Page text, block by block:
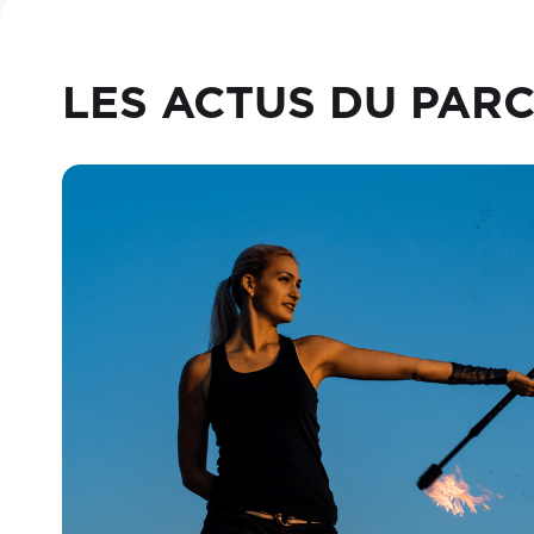
LES ACTUS DU